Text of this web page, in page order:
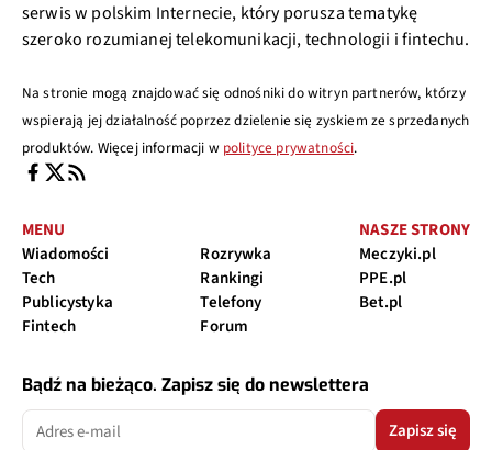
serwis w polskim Internecie, który porusza tematykę
szeroko rozumianej telekomunikacji, technologii i fintechu.
Na stronie mogą znajdować się odnośniki do witryn partnerów, którzy
wspierają jej działalność poprzez dzielenie się zyskiem ze sprzedanych
produktów. Więcej informacji w polityce prywatności.
MENU
Wiadomości
Tech
Publicystyka
Fintech
Rozrywka
Rankingi
Telefony
Forum
NASZE STRONY
Meczyki.pl
PPE.pl
Bet.pl
Bądź na bieżąco. Zapisz się do newslettera
Zapisz się